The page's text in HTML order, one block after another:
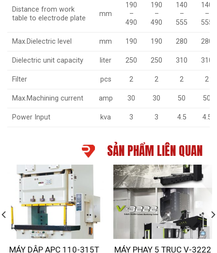
Distance from work
table to electrode plate
mm
190
–
490
190
–
490
140
–
555
140
–
555
Max.Dielectric level mm 190 190 280 280
Dielectric unit capacity liter 250 250 310 310
Filter pcs 2 2 2 2
Max.Machining current amp 30 30 50 50
Power Input kva 3 3 4.5 4.5
SẢN PHẨM LIÊN QUAN
MÁY DẬP APC 110-315T MÁY PHAY 5 TRUC V-3222